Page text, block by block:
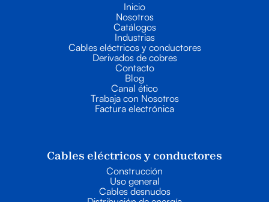
Inicio
Nosotros
Catálogos
Industrias
Cables eléctricos y conductores
Derivados de cobres
Contacto
Blog
Canal ético
Trabaja con Nosotros
Factura electrónica
Cables eléctricos y conductores
Construcción
Uso general
Cables desnudos